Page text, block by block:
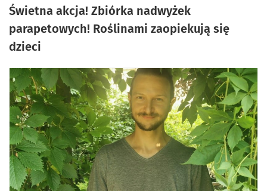
Świetna akcja! Zbiórka nadwyżek
parapetowych! Roślinami zaopiekują się
dzieci